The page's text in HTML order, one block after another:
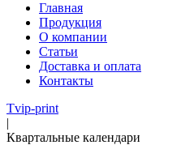
Главная
Продукция
О компании
Статьи
Доставка и оплата
Контакты
Tvip-print
|
Квартальные календари